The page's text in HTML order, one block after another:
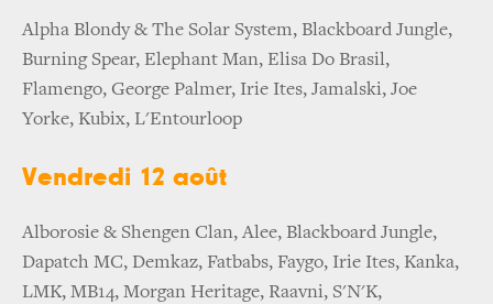
Alpha Blondy & The Solar System, Blackboard Jungle,
Burning Spear, Elephant Man, Elisa Do Brasil,
Flamengo, George Palmer, Irie Ites, Jamalski, Joe
Yorke, Kubix, L'Entourloop
Vendredi 12 août
Alborosie & Shengen Clan, Alee, Blackboard Jungle,
Dapatch MC, Demkaz, Fatbabs, Faygo, Irie Ites, Kanka,
LMK, MB14, Morgan Heritage, Raavni, S'N'K,